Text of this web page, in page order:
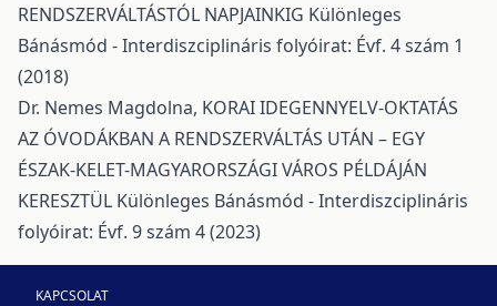
RENDSZERVÁLTÁSTÓL NAPJAINKIG Különleges
Bánásmód - Interdiszciplináris folyóirat: Évf. 4 szám 1
(2018)
Dr. Nemes Magdolna, KORAI IDEGENNYELV-OKTATÁS
AZ ÓVODÁKBAN A RENDSZERVÁLTÁS UTÁN – EGY
ÉSZAK-KELET-MAGYARORSZÁGI VÁROS PÉLDÁJÁN
KERESZTÜL Különleges Bánásmód - Interdiszciplináris
folyóirat: Évf. 9 szám 4 (2023)
KAPCSOLAT